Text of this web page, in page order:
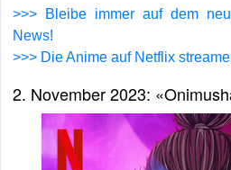
>>> Bleibe immer auf dem
News!
>>> Die Anime auf Netflix
2. November 2023: